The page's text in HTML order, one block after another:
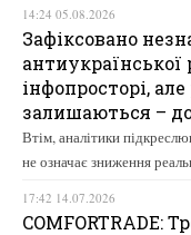
14:24 05.08.2026
Зафіксовано
інфопросторі,
залишаються –
Втім, аналітики
не означає зниження
17:42 14.07.2026
COMFORTRADE: